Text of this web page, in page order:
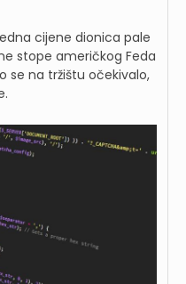
cijene dionica pale
stope američkog Feda
se na tržištu očekivalo,